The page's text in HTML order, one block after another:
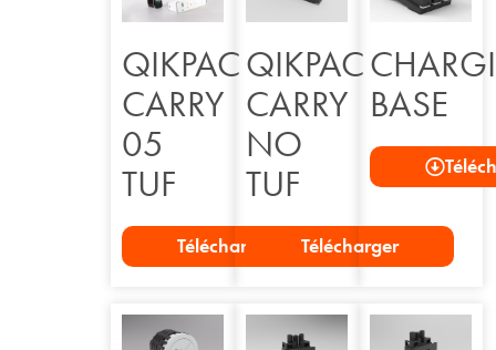
QIKPAC
CARRY
05
TUF
Télécharger
QIKPAC
CARRY
NO
TUF
Télécharger
BASE